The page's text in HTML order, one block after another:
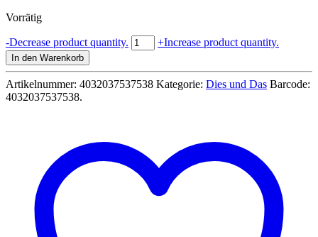
Vorrätig
-Decrease product quantity. 4er
Set
Pinguin
wiederverwendbar
+Increase product quantity.
In den Warenkorb
Artikelnummer: 4032037537538 Kategorie: Dies und Das Barcode:
4032037537538.